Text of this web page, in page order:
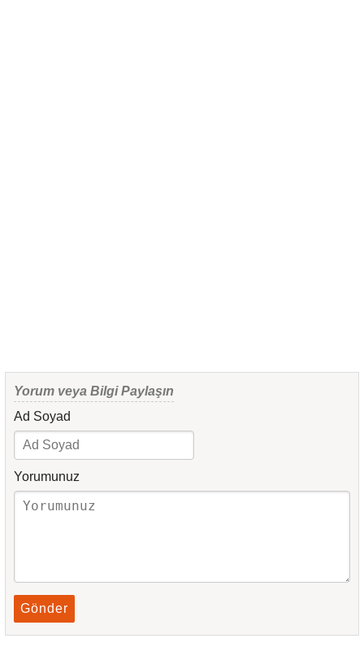
Yorum veya Bilgi Paylaşın
Ad Soyad
Yorumunuz
Gönder